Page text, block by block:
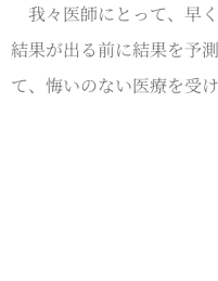
我々医師にとって、早
結果が出る前に結果を予
て、悔いのない医療を受